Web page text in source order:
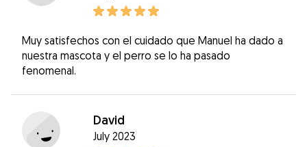
Muy satisfechos con el cuidado que Manuel ha dado a
nuestra mascota y el perro se lo ha pasado
fenomenal.
David
July 2023